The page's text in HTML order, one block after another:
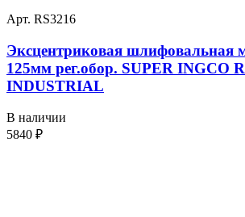
Арт. RS3216
Эксцентриковая шлифовальная
125мм рег.обор. SUPER INGCO
INDUSTRIAL
В наличии
5840 ₽